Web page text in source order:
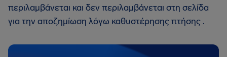
περιλαμβάνεται και δεν περιλαμβάνεται στη σελίδα
για την αποζημίωση λόγω καθυστέρησης πτήσης .